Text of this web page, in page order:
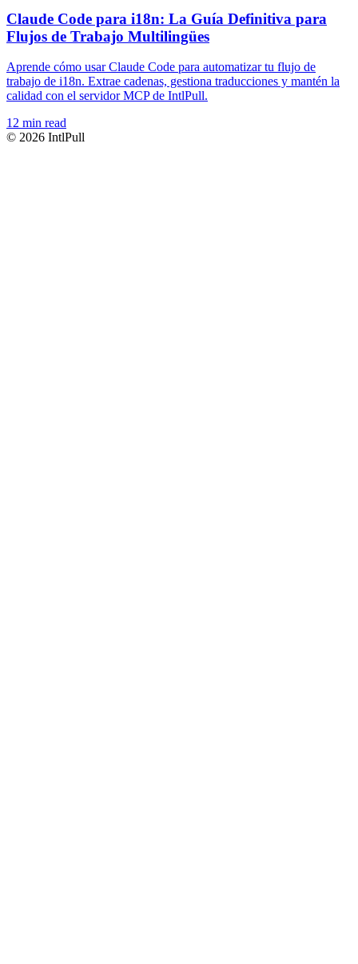
Claude Code para i18n: La Guía Definitiva para
Flujos de Trabajo Multilingües
Aprende cómo usar Claude Code para automatizar tu flujo de
trabajo de i18n. Extrae cadenas, gestiona traducciones y mantén la
calidad con el servidor MCP de IntlPull.
12 min read
© 2026 IntlPull